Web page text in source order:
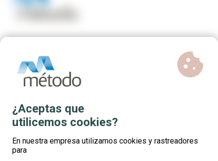
Formación gratuita para
profesionales del sector
¿Aceptas que
utilicemos cookies?
cookie
En nuestra empresa utilizamos cookies y rastreadores
para